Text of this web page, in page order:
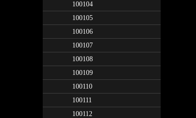
100104
100105
100106
100107
100108
100109
100110
100111
100112